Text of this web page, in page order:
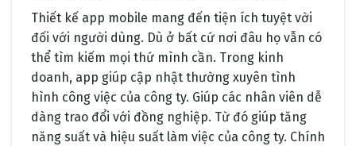
Thiết kế app mobile mang đến tiện ích tuyệt vời
đối với người dùng. Dù ở bất cứ nơi đâu họ vẫn có
thể tìm kiếm mọi thứ mình cần. Trong kinh
doanh, app giúp cập nhật thường xuyên tình
hình công việc của công ty. Giúp các nhân viên dễ
dàng trao đổi với đồng nghiệp. Từ đó giúp tăng
năng suất và hiệu suất làm việc của công ty. Chính